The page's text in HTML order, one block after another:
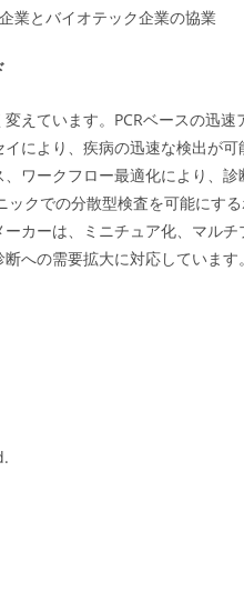
業とバイオテック企業の協業
えています。PCRベースの迅
イにより、疾病の迅速な検出が
ワークフロー最適化により、
ックでの分散型検査を可能にす
カーは、ミニチュア化、マル
への需要拡大に対応しています。